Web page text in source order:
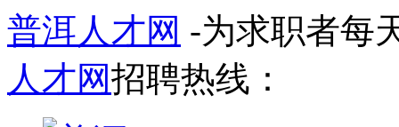
普洱人才网 -为求职者每
人才网招聘热线：